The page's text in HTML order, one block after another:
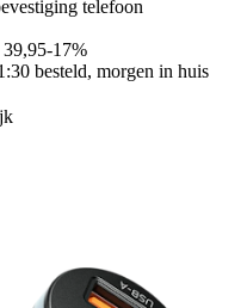
telefoon
39,95-17%
besteld, morgen in huis